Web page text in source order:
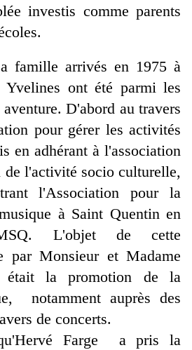
investis comme parents
famille arrivés en 1975 à
Yvelines ont été parmi les
D'abord au travers
pour gérer les activités
en adhérant à l'association
l'activité socio culturelle,
l'Association pour la
à Saint Quentin en
L'objet de cette
par Monsieur et Madame
était la promotion de la
notamment auprès des
de concerts.
Farge a pris la